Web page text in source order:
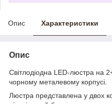
Опис Характеристики
Опис
Світлодіодна LED-люстра на
чорному металевому корпусі.
Люстра представлена у двох